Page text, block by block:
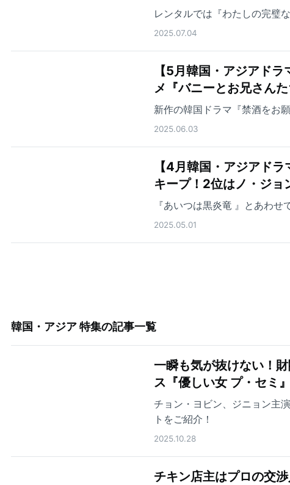
レンタルでは『わたしの完璧
2025.07.04
【5月韓国・アジアド
メ『バニーとお兄さんた
新作の韓国ドラマ『禁酒をお
2025.06.03
【4月韓国・アジアド
キープ！2位はノ・ジョ
『あいつは黒炎竜 』とあわ
2025.05.01
韓国・アジア 特集の記事一覧
一瞬も気が抜けない！
ス『優しい女 プ・セミ』
チョン・ヨビン、ジニョン主
トをご紹介！
2025.10.28
チキン店主はプロの交